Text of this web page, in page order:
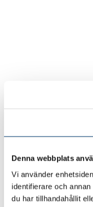
Denna webbplats
Vi använder
identifierare och
du har tillhandahållit